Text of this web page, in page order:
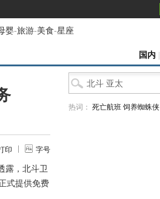
婴-旅游-美食-星座
国内
印 字号
露，北斗卫
式提供免费
热词： 死亡航班 饲养蜘蛛侠